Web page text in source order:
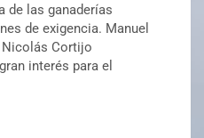
de las ganaderías
de exigencia. Manuel
Nicolás Cortijo
interés para el